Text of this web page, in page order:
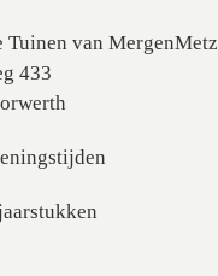
Tuinen van MergenMetz
433